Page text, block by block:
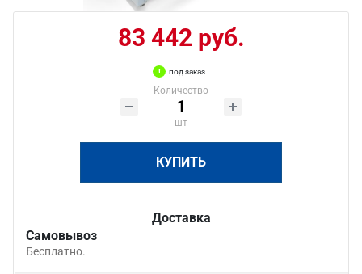
83 442 руб.
под заказ
Количество
шт
КУПИТЬ
Доставка
Самовывоз
Бесплатно.